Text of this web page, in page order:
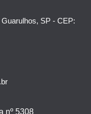
SP - CEP:
nº 5308